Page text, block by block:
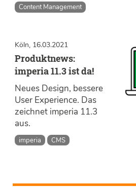
Content Management
Köln, 16.03.2021
Produktnews:
imperia 11.3 ist da!
Neues Design, bessere
User Experience. Das
zeichnet imperia 11.3
aus.
imperia CMS